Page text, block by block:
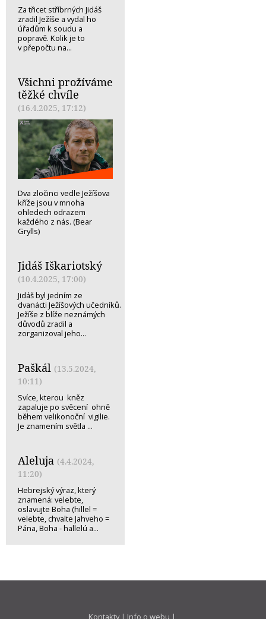
Za třicet stříbrných Jidáš
zradil Ježíše a vydal ho
úřadům k soudu a
popravě. Kolik je to
v přepočtu na...
Všichni prožíváme
těžké chvíle
(16.4.2025, 17:12)
Dva zločinci vedle Ježíšova
kříže jsou v mnoha
ohledech odrazem
každého z nás. (Bear
Grylls)
Jidáš Iškariotský
(10.4.2025, 17:00)
Jidáš byl jedním ze
dvanácti Ježíšových učedníků.
Ježíše z blíže neznámých
důvodů zradil a
zorganizoval jeho...
Paškál (13.5.2024,
10:11)
Svíce, kterou kněz
zapaluje po svěcení ohně
během velikonoční vigilie.
Je znamením světla ...
Aleluja (4.4.2024,
11:20)
Hebrejský výraz, který
znamená: velebte,
oslavujte Boha (hillel =
velebte, chvalte Jahveho =
Pána, Boha - hallelú a...
Kontakty| Info o webu |